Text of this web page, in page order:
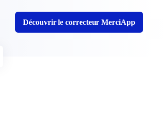
Découvrir le correcteur MerciApp